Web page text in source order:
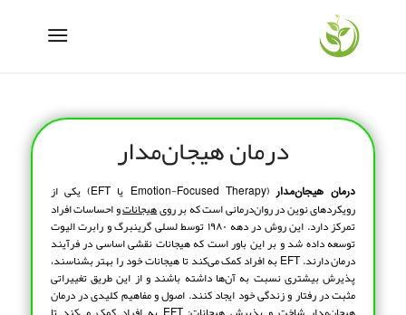
درمان هیجان‌مدار
درمان هیجان‌مدار
(Emotion-Focused Therapy یا EFT) یکی از
رویکردهای نوین در روان‌درمانی است که بر رویهیجاناتو احساسات افراد
تمرکز دارد. این روش در دهه ۱۹۸۰ توسط لسلی گرینبرگ و رابرت الیوت
توسعه داده شد و بر این باور است که هیجانات نقشی اساسی در فرآیند
درمان دارند. EFT به افراد کمک می‌کند تا هیجانات خود را بهتر بشناسند،
پذیرش بیشتری نسبت به آن‌ها داشته باشند و از این طریق تغییراتی
مثبت در رفتار و زندگی خود ایجاد کنند. اصول و مفاهیم کلیدی در درمان